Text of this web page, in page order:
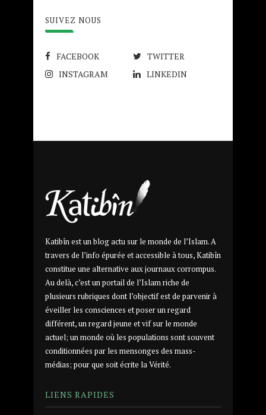
SUIVEZ NOUS
FACEBOOK
TWITTER
INSTAGRAM
LINKEDIN
Katibîn est un blog actu sur le monde de l’Islam. A
travers de l’info épurée et accessible à tous, Katibîn
constitue une alternative aux journaux corrompus.
Au delà, c’est un portail de l’Islam riche de
plusieurs rubriques dont l’objectif est de parvenir à
éveiller les consciences et poser un regard
différent, un regard jeune et vif sur le monde
actuel; un monde où les populations sont souvent
conditionnées par les mensonges des mass-
médias; pour que soit écrite la Vérité.
LIENS RAPIDES